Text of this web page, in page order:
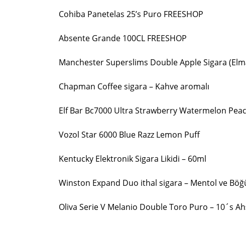
Cohiba Panetelas 25’s Puro FREESHOP
Absente Grande 100CL FREESHOP
Manchester Superslims Double Apple Sigara
Chapman Coffee sigara – Kahve aromalı
Elf Bar Bc7000 Ultra Strawberry Watermelon
Vozol Star 6000 Blue Razz Lemon Puff
Kentucky Elektronik Sigara Likidi – 60ml
Winston Expand Duo ithal sigara – Mentol ve
Oliva Serie V Melanio Double Toro Puro – 10´s